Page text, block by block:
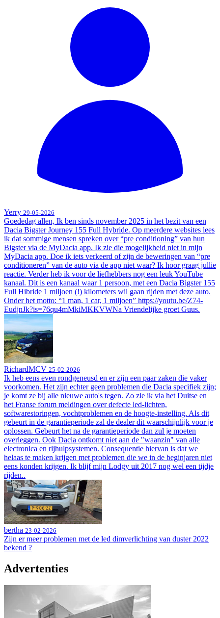
Yerry 29-05-2026
Goededag allen, Ik ben sinds november 2025 in het bezit van een
Dacia Bigster Journey 155 Full Hybride. Op meerdere websites lees
ik dat sommige mensen spreken over “pre conditioning” van hun
Bigster via de MyDacia app. Ik zie die mogelijkheid niet in mijn
MyDacia app. Doe ik iets verkeerd of zijn de beweringen van “pre
conditioneren” van de auto via de app niet waar? Ik hoor graag jullie
reactie. Verder heb ik voor de liefhebbers nog een leuk YouTube
kanaal. Dit is een kanaal waar 1 persoon, met een Dacia Bigster 155
Full Hibride 1 miljoen (!) kilometers wil gaan rijden met deze auto.
Onder het motto: “1 man, 1 car, 1 miljoen” https://youtu.be/Z74-
EudjnJk?is=76qu4mMkiMKKVWNa Vriendelijke groet Guus.
RichardMCV 25-02-2026
Ik heb eens even rondgeneusd en er zijn een paar zaken die vaker
voorkomen. Het zijn echter geen problemen die Dacia specifiek zijn;
je komt ze bij alle nieuwe auto's tegen. Zo zie ik via het Duitse en
het Franse forum meldingen over defecte led-lichten,
softwarestoringen, vochtproblemen en de hoogte-instelling. Als dit
gebeurt in de garantieperiode zal de dealer dit waarschijnlijk voor je
oplossen. Gebeurt het na de garantieperiode dan zul je moeten
overleggen. Ook Dacia ontkomt niet aan de "waanzin" van alle
electronica en rijhulpsystemen. Consequentie hiervan is dat we
helaas te maken krijgen met problemen die we in de beginjaren niet
eens konden krijgen. Ik blijf mijn Lodgy uit 2017 nog wel een tijdje
rijden..
bertha 23-02-2026
Zijn er meer problemen met de led dimverlichting van duster 2022
bekend ?
Advertenties